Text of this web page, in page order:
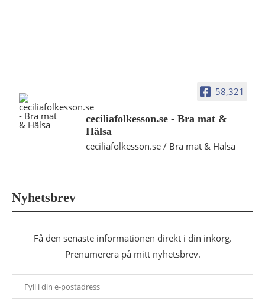
58,321
ceciliafolkesson.se - Bra mat &
Hälsa
ceciliafolkesson.se / Bra mat & Hälsa
Nyhetsbrev
Få den senaste informationen direkt i din inkorg.
Prenumerera på mitt nyhetsbrev.